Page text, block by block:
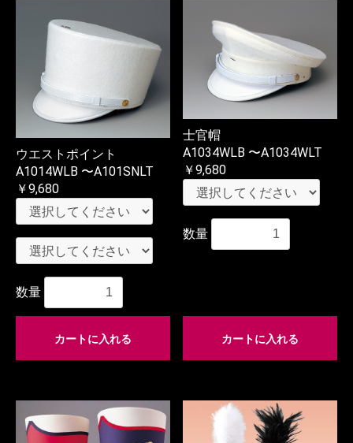
ウエストポイント
A1014WLB 〜A101SNLT
￥9,680
数量
カートに入れる
士官帽
A1034WLB 〜A1034WLT
￥9,680
数量
カートに入れる